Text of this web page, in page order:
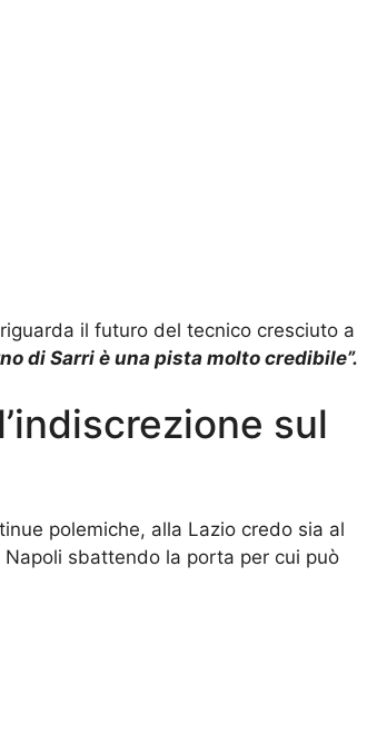
il futuro del tecnico cresciuto a
di Sarri è una pista molto credibile”.
sul
polemiche, alla Lazio credo sia al
sbattendo la porta per cui può